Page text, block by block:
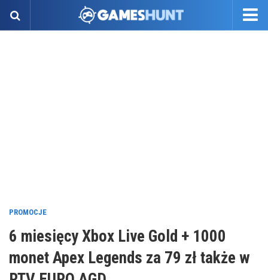
PROMOCJE
6 miesięcy Xbox Live Gold + 1000
monet Apex Legends za 79 zł także w